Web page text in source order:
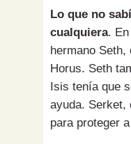
Lo que no
cualquiera.
hermano
Horus. Seth
Isis tenía que
ayuda. Serket,
para proteger